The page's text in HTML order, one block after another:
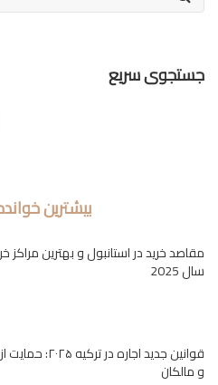
جستجوی سریع
بیشترین
مقاصد خرید در استانبول و بهترین مراکز
سال 2025
قوانین جدید اجاره
و مالکان